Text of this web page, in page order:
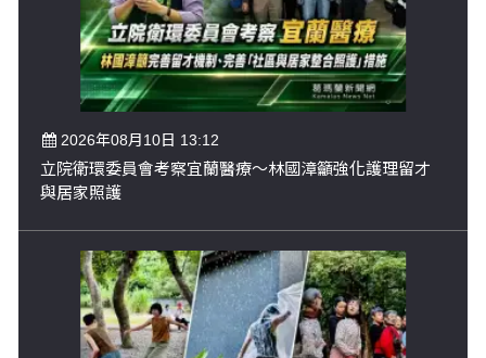
2026年08月10日 13:12
立院衛環委員會考察宜蘭醫療～林國漳籲強化護理留才
與居家照護